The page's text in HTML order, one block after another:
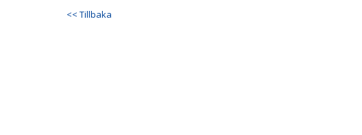
<< Tillbaka